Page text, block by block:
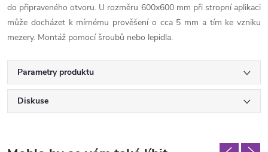
do připraveného otvoru. U rozměru 600x600 mm při stropní aplikaci
může docházet k mírnému prověšení o cca 5 mm a tím ke vzniku
mezery. Montáž pomocí šroubů nebo lepidla.
Parametry produktu
Diskuse